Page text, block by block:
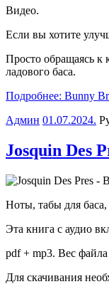
Видео.
Если вы хотите
Просто обращаясь к
ладового баса.
Подробнее: Bunny
Админ 01.07.2024.
Josquin Des
Ноты, табы для
Эта книга с аудио
pdf + mp3. Вес
Для скачивания